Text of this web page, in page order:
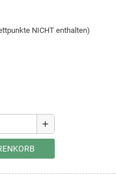
NICHT enthalten)
add